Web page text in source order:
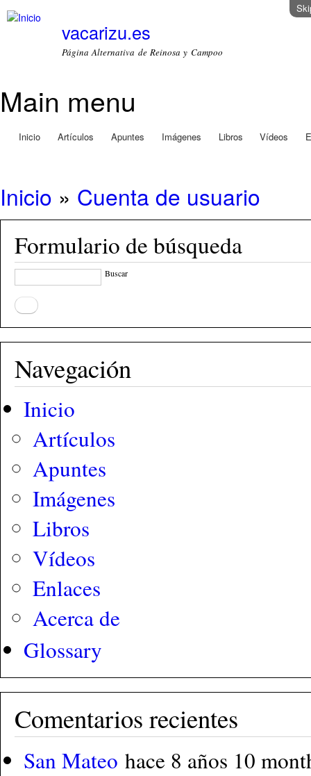
vacarizu.es
Página Alternativa de Reinosa y Campoo
Main menu
Inicio Artículos Apuntes Imágenes Libros Vídeos
Inicio » Cuenta de usuario
Formulario de búsqueda
Buscar
Navegación
Inicio
Artículos
Apuntes
Imágenes
Libros
Vídeos
Enlaces
Acerca de
Glossary
Comentarios recientes
San Mateo hace 8 años 10